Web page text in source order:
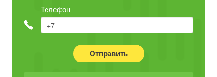
Телефон
Отправить